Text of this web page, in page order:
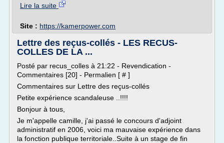
Lire la suite
Site : https://kamerpower.com
Lettre des reçus-collés - LES RECUS-
COLLES DE LA ...
Posté par recus_colles à 21:22 - Revendication -
Commentaires [20] - Permalien [ # ]
Commentaires sur Lettre des reçus-collés
Petite expérience scandaleuse ..!!!!
Bonjour à tous,
Je m'appelle camille, j'ai passé le concours d'adjoint
administratif en 2006, voici ma mauvaise expérience dans
la fonction publique territoriale..Suite à un stage de fin